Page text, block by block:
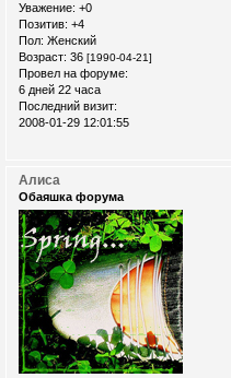
Уважение: +0
Позитив: +4
Пол: Женский
Возраст: 36 [1990-04-21]
Провел на форуме:
6 дней 22 часа
Последний визит:
2008-01-29 12:01:55
Алиса
Обаяшка форума